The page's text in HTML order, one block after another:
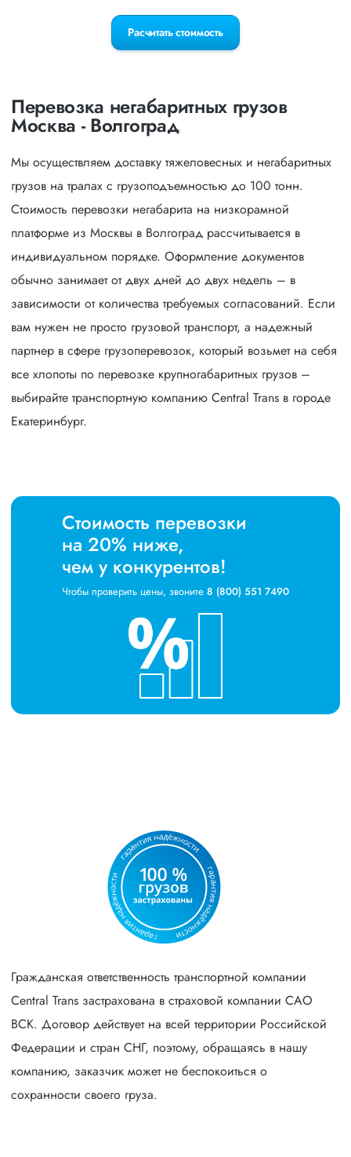
Расчитать стоимость
Перевозка негабаритных грузов
Москва - Волгоград
Мы осуществляем доставку тяжеловесных и негабаритных
грузов на тралах с грузоподъемностью до 100 тонн.
Стоимость перевозки негабарита на низкорамной
платформе из Москвы в Волгоград рассчитывается в
индивидуальном порядке. Оформление документов
обычно занимает от двух дней до двух недель – в
зависимости от количества требуемых согласований. Если
вам нужен не просто грузовой транспорт, а надежный
партнер в сфере грузоперевозок, который возьмет на себя
все хлопоты по перевозке крупногабаритных грузов –
выбирайте транспортную компанию Central Trans в городе
Екатеринбург.
Стоимость перевозки
на 20% ниже,
чем у конкурентов!
Чтобы проверить цены, звоните 8 (800) 551 7490
Гражданская ответственность транспортной компании
Central Trans застрахована в страховой компании САО
ВСК. Договор действует на всей территории Российской
Федерации и стран СНГ, поэтому, обращаясь в нашу
компанию, заказчик может не беспокоиться о
сохранности своего груза.